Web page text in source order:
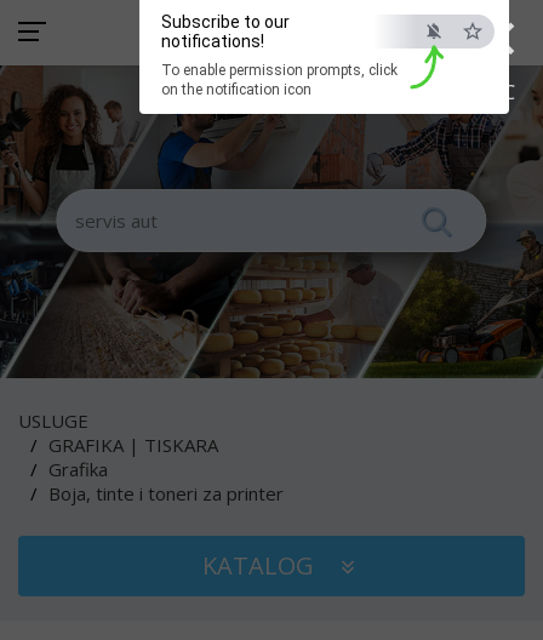
×
ESC
Subscribe to our
notifications!
To enable permission prompts, click
on the notification icon
USLUGE
GRAFIKA | TISKARA
Grafika
Boja, tinte i toneri za printer
KATALOG